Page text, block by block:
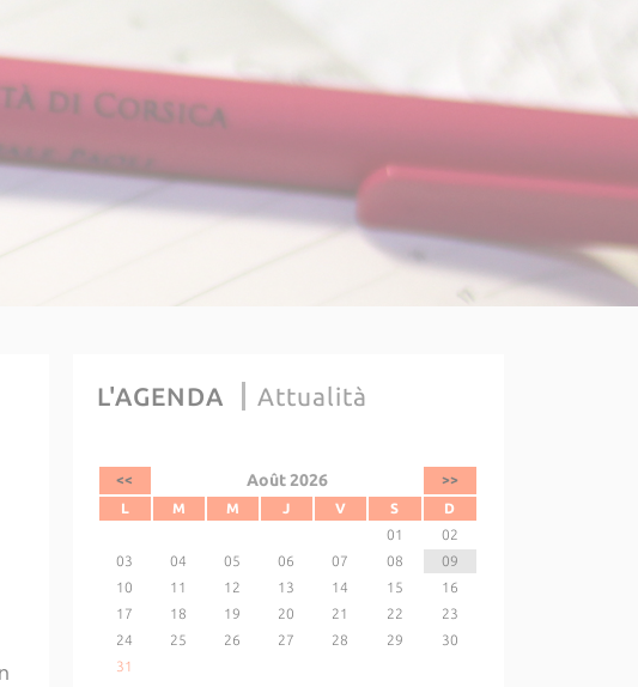
L'AGENDA Attualità
<< Août 2026
>>
L
M M J V S
D
01
02
03
04 05 06 07 08
09
10
11 12 13 14 15
16
17
18 19 20 21 22
23
24
25 26 27 28 29
30
31